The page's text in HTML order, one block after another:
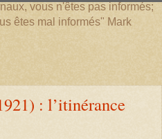
vous n'êtes pas informés;
êtes mal informés" Mark
: l’itinérance